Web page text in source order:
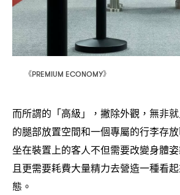
《PREMIUM ECONOMY》
而所謂的「高級」 ， 撇除外觀 ， 無非
的腿部放置空間和一個專屬的行李存
坐在裝置上的客人不但需要改變身體
且更需要耗費大量精力去營造一種看
態。